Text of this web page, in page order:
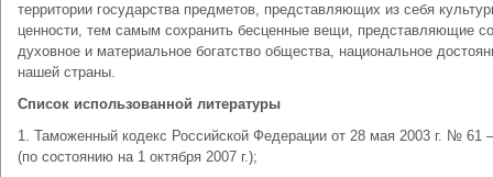
территории государства предметов, представляющих из себя
ценности, тем самым сохранить бесценные вещи, представляющие
духовное и материальное богатство общества, национальное
нашей страны.
Список использованной литературы
1. Таможенный кодекс Российской Федерации от 28 мая 2003 г. № 61
(по состоянию на 1 октября 2007 г.);